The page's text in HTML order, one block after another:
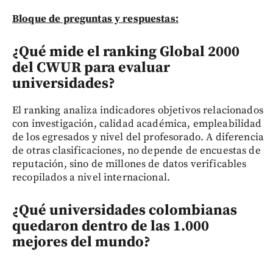
Bloque de preguntas y respuestas:
¿Qué mide el ranking Global 2000
del CWUR para evaluar
universidades?
El ranking analiza indicadores objetivos relacionados
con investigación, calidad académica, empleabilidad
de los egresados y nivel del profesorado. A diferencia
de otras clasificaciones, no depende de encuestas de
reputación, sino de millones de datos verificables
recopilados a nivel internacional.
¿Qué universidades colombianas
quedaron dentro de las 1.000
mejores del mundo?